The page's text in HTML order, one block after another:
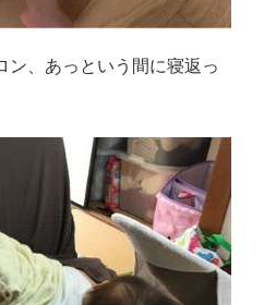
ン、あっという間に寝返っ